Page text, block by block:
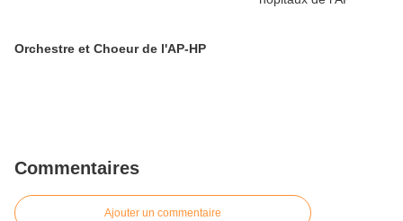
Orchestre et Choeur de l'AP-HP
Commentaires
Ajouter un commentaire